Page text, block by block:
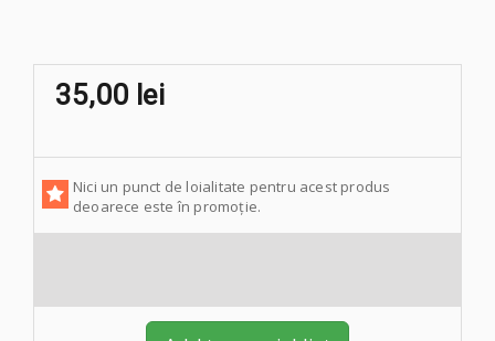
35,00 lei
Nici un punct de loialitate pentru acest produs
deoarece este în promoție.